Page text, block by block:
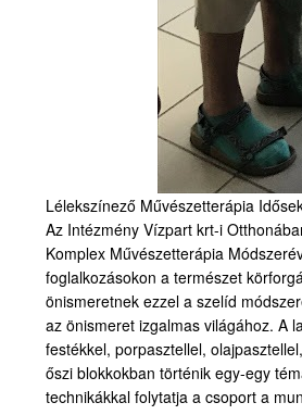
Lélekszínező Művészetterápia
Az Intézmény Vízpart krt-i
Komplex Művészetterápia
foglalkozásokon a természet
önismeretnek ezzel a szelíd
az önismeret izgalmas világához. A
festékkel, porpasztellel,
őszi blokkokban történik egy-egy
technikákkal folytatja a csoport a